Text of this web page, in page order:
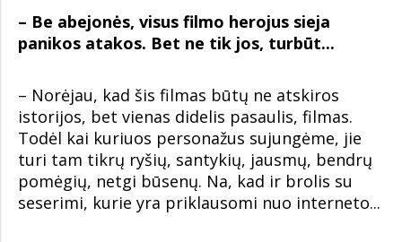
– Be abejonės, visus filmo herojus sieja
panikos atakos. Bet ne tik jos, turbūt...
– Norėjau, kad šis filmas būtų ne atskiros
istorijos, bet vienas didelis pasaulis, filmas.
Todėl kai kuriuos personažus sujungėme, jie
turi tam tikrų ryšių, santykių, jausmų, bendrų
pomėgių, netgi būsenų. Na, kad ir brolis su
seserimi, kurie yra priklausomi nuo interneto...